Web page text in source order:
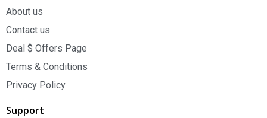
About us
Contact us
Deal $ Offers Page
Terms & Conditions
Privacy Policy
Support